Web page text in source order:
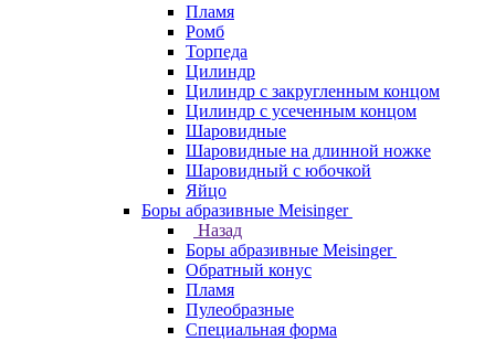
Пламя
Ромб
Торпеда
Цилиндр
Цилиндр с закругленным концом
Цилиндр с усеченным концом
Шаровидные
Шаровидные на длинной ножке
Шаровидный с юбочкой
Яйцо
Боры абразивные Meisinger
Назад
Боры абразивные Meisinger
Обратный конус
Пламя
Пулеобразные
Специальная форма